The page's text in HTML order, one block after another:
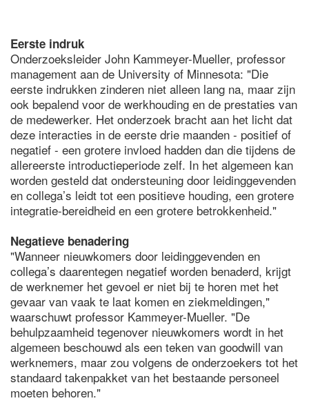
Eerste indruk
Onderzoeksleider John Kammeyer-Mueller, professor
management aan de University of Minnesota: "Die
eerste indrukken zinderen niet alleen lang na, maar zijn
ook bepalend voor de werkhouding en de prestaties van
de medewerker. Het onderzoek bracht aan het licht dat
deze interacties in de eerste drie maanden - positief of
negatief - een grotere invloed hadden dan die tijdens de
allereerste introductieperiode zelf. In het algemeen kan
worden gesteld dat ondersteuning door leidinggevenden
en collega’s leidt tot een positieve houding, een grotere
integratie-bereidheid en een grotere betrokkenheid."
Negatieve benadering
"Wanneer nieuwkomers door leidinggevenden en
collega’s daarentegen negatief worden benaderd, krijgt
de werknemer het gevoel er niet bij te horen met het
gevaar van vaak te laat komen en ziekmeldingen,"
waarschuwt professor Kammeyer-Mueller. "De
behulpzaamheid tegenover nieuwkomers wordt in het
algemeen beschouwd als een teken van goodwill van
werknemers, maar zou volgens de onderzoekers tot het
standaard takenpakket van het bestaande personeel
moeten behoren."